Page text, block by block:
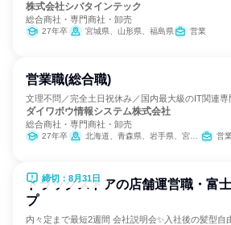
株式会社シバタインテック
総合商社・専門商社・卸売
27年卒 宮城県、山形県、福島県 営業
営業職(総合職)
文理不問／完全土日祝休み／国内最大級のIT関連専
ダイワボウ情報システム株式会社
総合商社・専門商社・卸売
27年卒 北海道、青森県、岩手県、宮城県、秋田県、山形県、福島県、茨城県、栃木県、群馬県、埼玉県、千葉県、東京都、神奈川県、新潟県、富山県、石川県、福井県、山梨県、長野県、岐阜県、静岡県、愛知県、三重県、滋賀県、京都府、大阪府、兵庫県、奈良県、和歌山県、鳥取県、島根県、岡山県、広島県、山口県、徳島県、香川県、愛媛県、高知県、福岡県、佐賀県、長崎県、熊本県、大分県、宮崎県、鹿児島県、沖縄県 営業
締切：8月31日
ドラッグストアの店舗運営職・富
プ
内々定まで最短2週間 会社説明会✨入社後の髪型